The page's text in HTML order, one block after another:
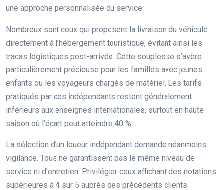
une approche personnalisée du service.
Nombreux sont ceux qui proposent la livraison du véhicule
directement à l’hébergement touristique, évitant ainsi les
tracas logistiques post-arrivée. Cette souplesse s’avère
particulièrement précieuse pour les familles avec jeunes
enfants ou les voyageurs chargés de matériel. Les tarifs
pratiqués par ces indépendants restent généralement
inférieurs aux enseignes internationales, surtout en haute
saison où l’écart peut atteindre 40 %.
La sélection d’un loueur indépendant demande néanmoins
vigilance. Tous ne garantissent pas le même niveau de
service ni d’entretien. Privilégier ceux affichant des notations
supérieures à 4 sur 5 auprès des précédents clients